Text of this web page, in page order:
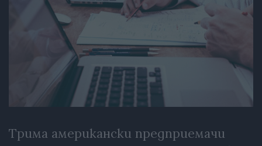
Трима американски предприемачи